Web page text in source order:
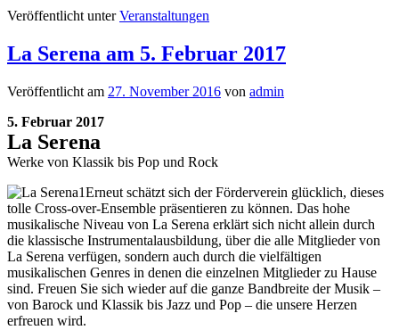
Veröffentlicht unter Veranstaltungen
La Serena am 5. Februar 2017
Veröffentlicht am 27. November 2016 von admin
5. Februar 2017
La Serena
Werke von Klassik bis Pop und Rock
Erneut schätzt sich der Förderverein glücklich, dieses
tolle Cross-over-Ensemble präsentieren zu können. Das hohe
musikalische Niveau von La Serena erklärt sich nicht allein durch
die klassische Instrumentalausbildung, über die alle Mitglieder von
La Serena verfügen, sondern auch durch die vielfältigen
musikalischen Genres in denen die einzelnen Mitglieder zu Hause
sind. Freuen Sie sich wieder auf die ganze Bandbreite der Musik –
von Barock und Klassik bis Jazz und Pop – die unsere Herzen
erfreuen wird.